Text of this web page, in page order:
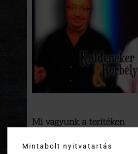
Mi vagyunk a terítéken
kisütöttük, hogy megfőzzük
Mintabolt nyitvatartás